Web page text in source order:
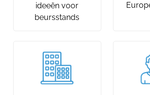
ideeën voor
beursstands